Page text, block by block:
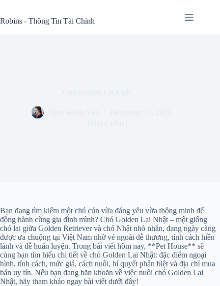
content
Robins - Thông Tin Tài Chính
Bạn đang tìm kiếm một chú cún vừa đáng yêu vừa thông minh để
đồng hành cùng gia đình mình? Chó Golden Lai Nhật – một giống
chó lai giữa Golden Retriever và chó Nhật nhỏ nhắn, đang ngày càng
được ưa chuộng tại Việt Nam nhờ vẻ ngoài dễ thương, tính cách hiền
lành và dễ huấn luyện. Trong bài viết hôm nay, **Pet House** sẽ
cùng bạn tìm hiểu chi tiết về chó Golden Lai Nhật: đặc điểm ngoại
hình, tính cách, mức giá, cách nuôi, bí quyết phân biệt và địa chỉ mua
bán uy tín. Nếu bạn đang băn khoăn về việc nuôi chó Golden Lai
Nhật, hãy tham khảo ngay bài viết dưới đây!